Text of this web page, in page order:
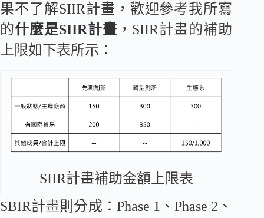
果不了解SIIR計畫，歡迎參考我所寫
的什麼是SIIR計畫 ，SIIR計畫的補助
上限如下表所示：
SIIR計畫補助金額上限表
SBIR計畫則分成：Phase 1、Phase 2、